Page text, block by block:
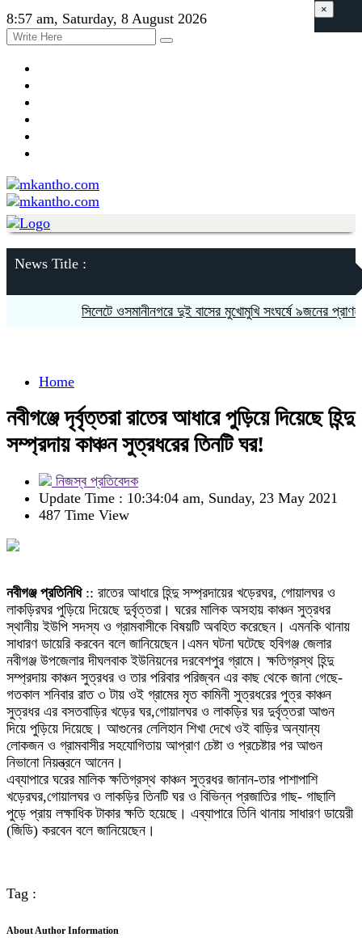
8:57 am, Saturday, 8 August 2026
News Title :
সিলেটে ওসমানীনগরে দুই বাসের মুখোমুখি সংঘর্ষে ৯জনের প্রাণহানী
×
Home
নবীগঞ্জে দৃর্বৃত্তরা রাতের আধারে পুড়িয়ে দিয়েছে হিন্দু
সম্প্রদায় কাঞ্চন সুত্রধরের তিনটি ঘর!
নিজস্ব প্রতিবেদক
Update Time : 10:34:04 am, Sunday, 23 May 2021
487 Time View
নবীগঞ্জ প্রতিনিধি:: রাতের আধারে হিন্দু সম্প্রদায়ের খড়েরঘর, গোয়ালঘর ও
লাকড়িরঘর পুড়িয়ে দিয়েছে দুর্বৃত্তরা। ঘরের মালিক অসহায় কাঞ্চন সুত্রধর
স্থানীয় ইউপি সদস্য ও গ্রামবাসীকে বিষয়টি অবহিত করেছেন। এমনকি থানায়
সাধারণ ডায়েরি করবেন বলে জানিয়েছেন।এমন ঘটনা ঘটেছে হবিগঞ্জ জেলার
নবীগঞ্জ উপজেলার দীঘলবাক ইউনিয়নের দরবেশপুর গ্রামে। ক্ষতিগ্রস্থ হিন্দু
সম্প্রদায় কাঞ্চন সুত্রধর ও তার পরিবার পরিজ্বন এর কাছ থেকে জানা গেছে-
গতকাল শনিবার রাত ৩ টায় ওই গ্রামের মৃত কামিনী সুত্রধরের পুত্র কাঞ্চন
সুত্রধর এর বসতবাড়ির খড়ের ঘর,গোয়ালঘর ও লাকড়ির ঘর দুর্বৃত্তরা আগুন
দিয়ে পুড়িয়ে দিয়েছে। আগুনের লেলিহান শিখা দেখে ওই বাড়ির অন্যান্য
লোকজন ও গ্রামবাসীর সহযোগিতায় আপ্রাণ চেষ্টা ও প্রচেষ্টার পর আগুন
নিভানো নিয়ন্ত্রনে আনেন।
এব্যাপারে ঘরের মালিক ক্ষতিগ্রস্থ কাঞ্চন সুত্রধর জানান-তার পাশাপাশি
খড়েরঘর,গোয়ালঘর ও লাকড়ির তিনটি ঘর ও বিভিন্ন প্রজাতির গাছ- গাছালি
পুড়ে প্রায় লক্ষাধিক টাকার ক্ষতি হয়েছে। এব্যাপারে তিনি থানায় সাধারণ ডায়েরী
(জিডি) করবেন বলে জানিয়েছেন।
Tag :
About Author Information